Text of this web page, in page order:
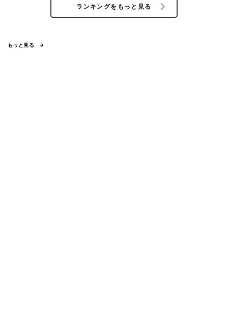
ランキングをもっと見る
もっと見る